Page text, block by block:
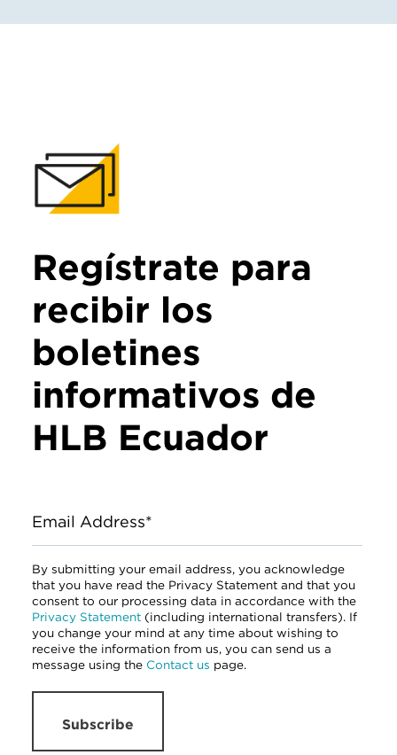
Regístrate para
recibir los
boletines
informativos de
HLB Ecuador
Email Address*
By submitting your email address, you acknowledge
that you have read the Privacy Statement and that you
consent to our processing data in accordance with the
Privacy Statement (including international transfers). If
you change your mind at any time about wishing to
receive the information from us, you can send us a
message using the Contact us page.
Subscribe